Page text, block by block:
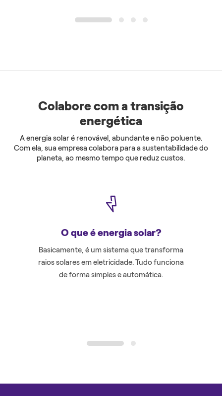
1 2 3 4
Colabore com a transição
energética
A energia solar é renovável, abundante e não poluente.
Com ela, sua empresa colabora para a sustentabilidade do
planeta, ao mesmo tempo que reduz custos.
O que é energia solar?
Basicamente, é um sistema que transforma
raios solares em eletricidade. Tudo funciona
de forma simples e automática.
1 2